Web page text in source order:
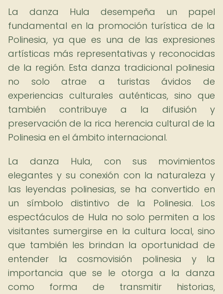
La danza Hula desempeña un papel
fundamental en la promoción turística de la
Polinesia, ya que es una de las expresiones
artísticas más representativas y reconocidas
de la región. Esta danza tradicional polinesia
no solo atrae a turistas ávidos de
experiencias culturales auténticas, sino que
también contribuye a la difusión y
preservación de la rica herencia cultural de la
Polinesia en el ámbito internacional.
La danza Hula, con sus movimientos
elegantes y su conexión con la naturaleza y
las leyendas polinesias, se ha convertido en
un símbolo distintivo de la Polinesia. Los
espectáculos de Hula no solo permiten a los
visitantes sumergirse en la cultura local, sino
que también les brindan la oportunidad de
entender la cosmovisión polinesia y la
importancia que se le otorga a la danza
como forma de transmitir historias,